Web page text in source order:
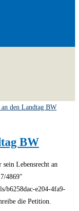
BW
Lebensrecht an
4869"
b6258dac-e204-4fa9-
die Petition.